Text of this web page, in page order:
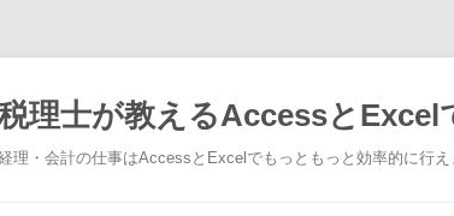
理士が教えるAccessとExcel
理・会計の仕事はAccessとExcelでもっともっと効率的に行